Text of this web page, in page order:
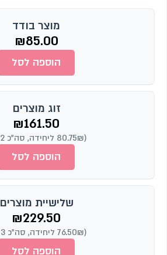
מוצר בודד
₪85.00
הוספה לסל
זוג מוצרים
₪161.50
(80.75₪ ליחידה, סה"כ 2 יח')
הוספה לסל
שלישיית מוצרים
₪229.50
(76.50₪ ליחידה, סה"כ 3 יח')
הוספה לסל